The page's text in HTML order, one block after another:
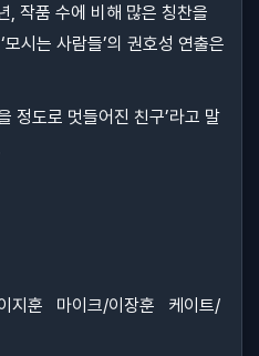
, 작품 수에 비해 많은 칭찬을
시는 사람들’의 권호성 연출은
정도로 멋들어진 친구’라고 말
지훈 마이크/이장훈 케이트/